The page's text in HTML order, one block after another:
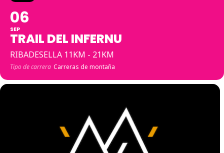
06
SEP
TRAIL DEL INFERNU
RIBADESELLA 11KM - 21KM
Tipo de carrera Carreras de montaña